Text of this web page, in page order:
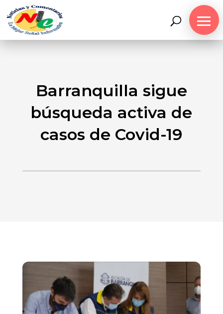
Barranquilla sigue
búsqueda activa de
casos de Covid-19